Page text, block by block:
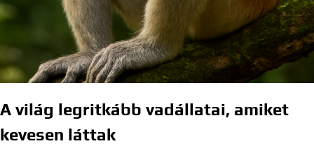
A világ legritkább vadállatai, amiket
kevesen láttak